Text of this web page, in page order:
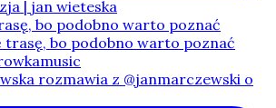
bo podobno warto poznać
rozmawia z @janmarczewski o